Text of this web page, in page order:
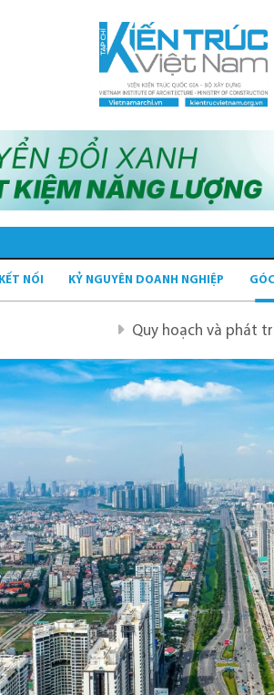
KẾT NỐI KỶ NGUYÊN DOANH NGHIỆP
Quy hoạch và phát triển hạ